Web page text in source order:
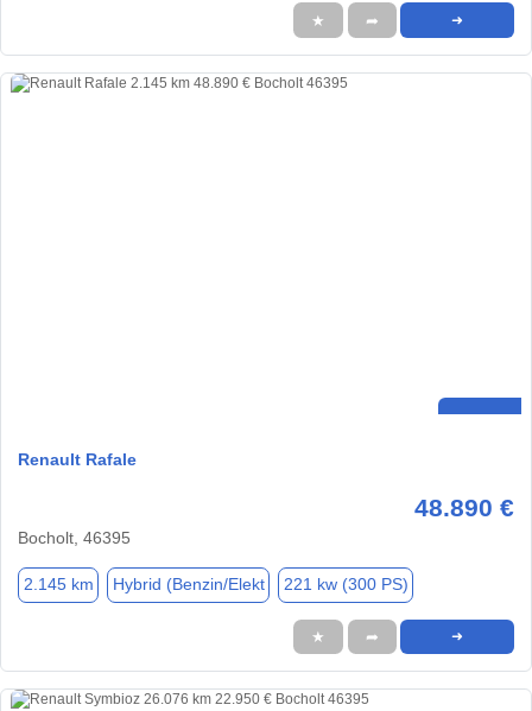
★ ➦ ➜
Renault Rafale
48.890 €
Bocholt, 46395
2.145 km Hybrid (Benzin/Elekt 221 kw (300 PS)
★ ➦ ➜